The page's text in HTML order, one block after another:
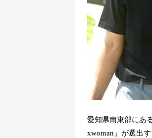
愛知県南東部にあ
xwoman」が選出す